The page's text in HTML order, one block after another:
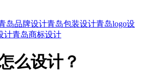
岛品牌设计青岛包装设计青岛logo设
计青岛商标设计
么设计？